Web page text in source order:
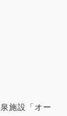
施設「オー